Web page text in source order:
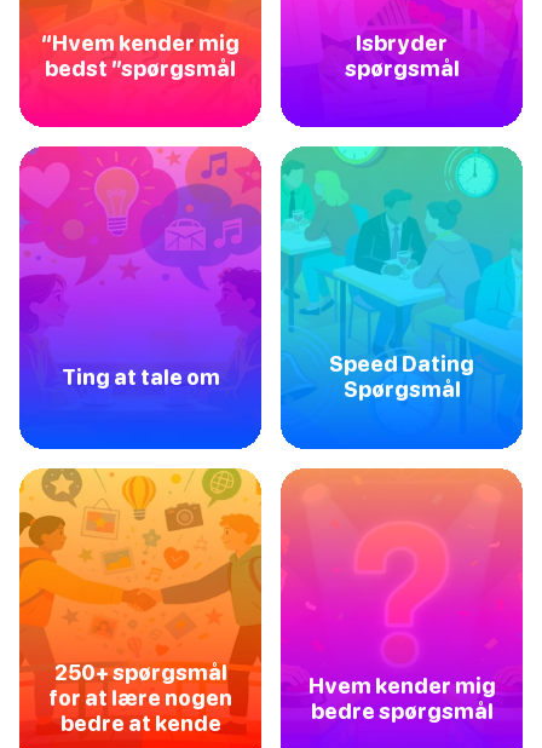
“Hvem kender mig
bedst ”spørgsmål
Isbryder
spørgsmål
Ting at tale om
Speed Dating
Spørgsmål
250+ spørgsmål
for at lære nogen
bedre at kende
Hvem kender mig
bedre spørgsmål